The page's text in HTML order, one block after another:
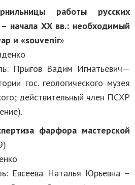
работы русских
начала ХХ вв.: необходимый
и «souvenir»
Прыгов Вадим Игнатьевич—
гос. геологического музея
действительный член ПСХР
фарфора мастерской
Евсеева Наталья Юрьевна –